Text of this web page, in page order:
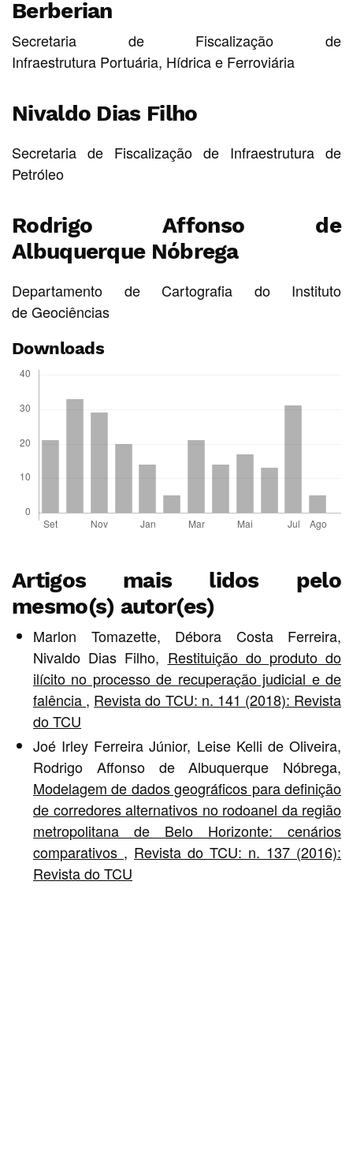
Berberian
Secretaria de Fiscalização de
Infraestrutura Portuária, Hídrica e Ferroviária
Nivaldo Dias Filho
Secretaria de Fiscalização de Infraestrutura de
Petróleo
Rodrigo Affonso de
Albuquerque Nóbrega
Departamento de Cartografia do Instituto
de Geociências
Downloads
Artigos mais lidos pelo
mesmo(s) autor(es)
Marlon Tomazette, Débora Costa Ferreira,
Nivaldo Dias Filho, Restituição do produto do
ilícito no processo de recuperação judicial e de
falência , Revista do TCU: n. 141 (2018): Revista
do TCU
Joé Irley Ferreira Júnior, Leise Kelli de Oliveira,
Rodrigo Affonso de Albuquerque Nóbrega,
Modelagem de dados geográficos para definição
de corredores alternativos no rodoanel da região
metropolitana de Belo Horizonte: cenários
comparativos , Revista do TCU: n. 137 (2016):
Revista do TCU